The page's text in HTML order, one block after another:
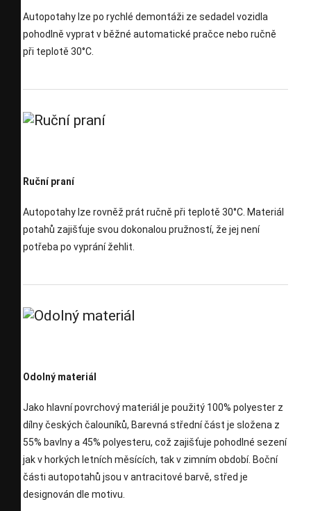
Autopotahy lze po rychlé demontáži ze sedadel vozidla
pohodlně vyprat v běžné automatické pračce nebo ručně
při teplotě 30°C.
Ruční praní
Autopotahy lze rovněž prát ručně při teplotě 30°C. Materiál
potahů zajišťuje svou dokonalou pružností, že jej není
potřeba po vyprání žehlit.
Odolný materiál
Jako hlavní povrchový materiál je použitý 100% polyester z
dílny českých čalouníků, Barevná střední část je složena z
55% bavlny a 45% polyesteru, což zajišťuje pohodlné sezení
jak v horkých letních měsících, tak v zimním období. Boční
části autopotahů jsou v antracitové barvě, střed je
designován dle motivu.